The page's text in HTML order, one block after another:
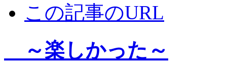
この記事のURL
～楽しかった～